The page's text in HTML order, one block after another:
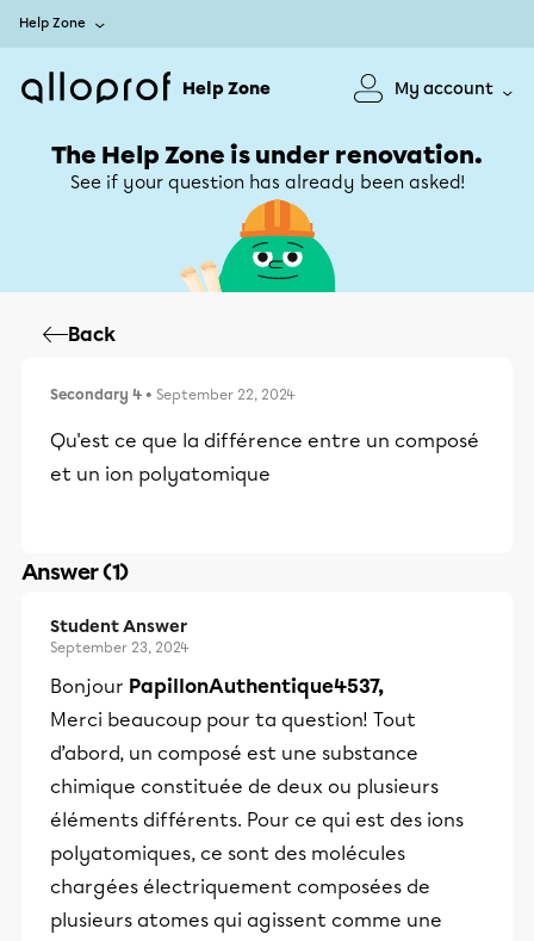
Help Zone
Help Zone My account
The Help Zone is under renovation.
See if your question has already been asked!
Back
Secondary 4 • September 22, 2024
Qu'est ce que la différence entre un composé
et un ion polyatomique
Answer (1)
Student Answer
September 23, 2024
Bonjour PapillonAuthentique4537,
Merci beaucoup pour ta question! Tout
d’abord, un composé est une substance
chimique constituée de deux ou plusieurs
éléments différents. Pour ce qui est des ions
polyatomiques, ce sont des molécules
chargées électriquement composées de
plusieurs atomes qui agissent comme une